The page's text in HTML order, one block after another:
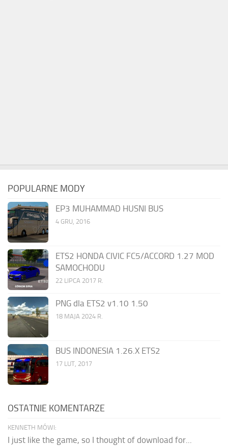
POPULARNE MODY
EP3 MUHAMMAD HUSNI BUS
4 GRU, 2016
ETS2 HONDA CIVIC FC5/ACCORD 1.27 MOD
SAMOCHODU
22 LIPCA 2017 R.
PNG dla ETS2 v1.10 1.50
18 MAJA 2024 R.
BUS INDONESIA 1.26.X ETS2
17 LUT, 2017
OSTATNIE KOMENTARZE
KENNETH MÓWI:
I just like the game, so I thought of download for...